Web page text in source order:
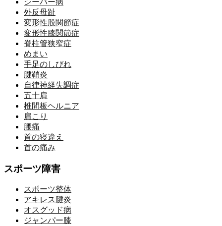
シーバー病
外反母趾
変形性股関節症
変形性膝関節症
脊柱管狭窄症
めまい
手足のしびれ
腱鞘炎
自律神経失調症
五十肩
椎間板ヘルニア
肩こり
腰痛
首の寝違え
首の痛み
スポーツ障害
スポーツ整体
アキレス腱炎
オスグッド病
ジャンパー膝